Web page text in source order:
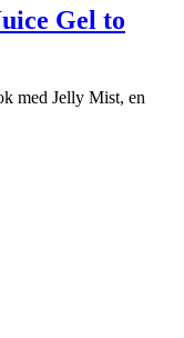
Gel to
med Jelly Mist, en